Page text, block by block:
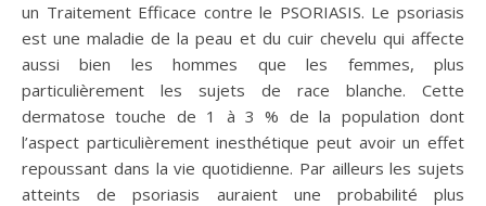
un Traitement Efficace contre le PSORIASIS. Le psoriasis
est une maladie de la peau et du cuir chevelu qui affecte
aussi bien les hommes que les femmes, plus
particulièrement les sujets de race blanche. Cette
dermatose touche de 1 à 3 % de la population dont
l’aspect particulièrement inesthétique peut avoir un effet
repoussant dans la vie quotidienne. Par ailleurs les sujets
atteints de psoriasis auraient une probabilité plus